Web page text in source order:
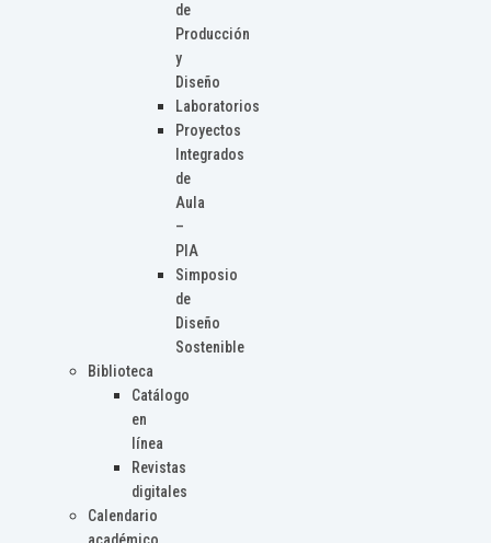
de
Producción
y
Diseño
Laboratorios
Proyectos
Integrados
de
Aula
–
PIA
Simposio
de
Diseño
Sostenible
Biblioteca
Catálogo
en
línea
Revistas
digitales
Calendario